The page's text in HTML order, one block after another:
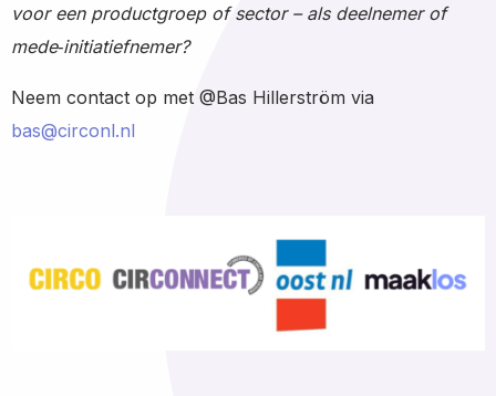
voor een productgroep of sector – als deelnemer of
mede‑initiatiefnemer?
Neem contact op met @Bas Hillerström via
bas@circonl.nl